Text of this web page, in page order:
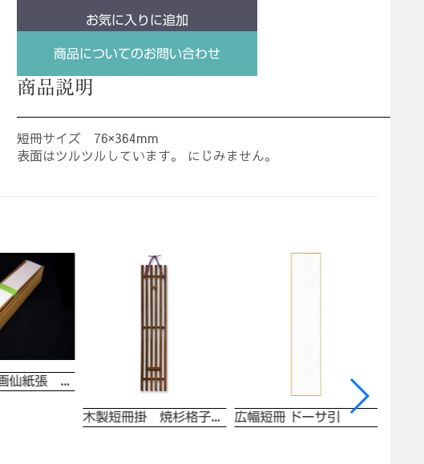
お気に入りに追加
商品についてのお問い合わせ
商品説明
短冊サイズ 76×364mm
表面はツルツルしています。 にじみません。
広幅短冊 画仙紙張 1箱（50枚）
木製短冊掛 焼杉格子 並.広兼用 広幅短冊 ドーサ引